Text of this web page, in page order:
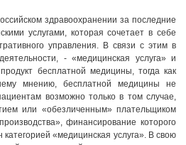
здравоохранении за последние
услугами, которая сочетает в себе
управления. В связи с этим в
- «медицинская услуга» и
бесплатной медицины, тогда как
мнению, бесплатной медицины не
возможно только в том случае,
или «обезличенным» плательщиком
финансирование которого
«медицинская услуга». В свою